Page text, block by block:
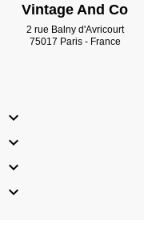




Vintage And Co
2 rue Balny d'Avricourt
75017 Paris - France